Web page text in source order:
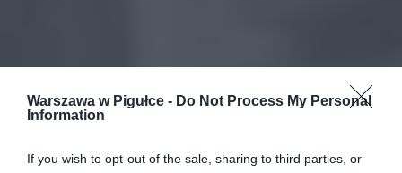
Warszawa w Pigułce - Do Not Process My Personal
Information
If you wish to opt-out of the sale, sharing to third parties, or